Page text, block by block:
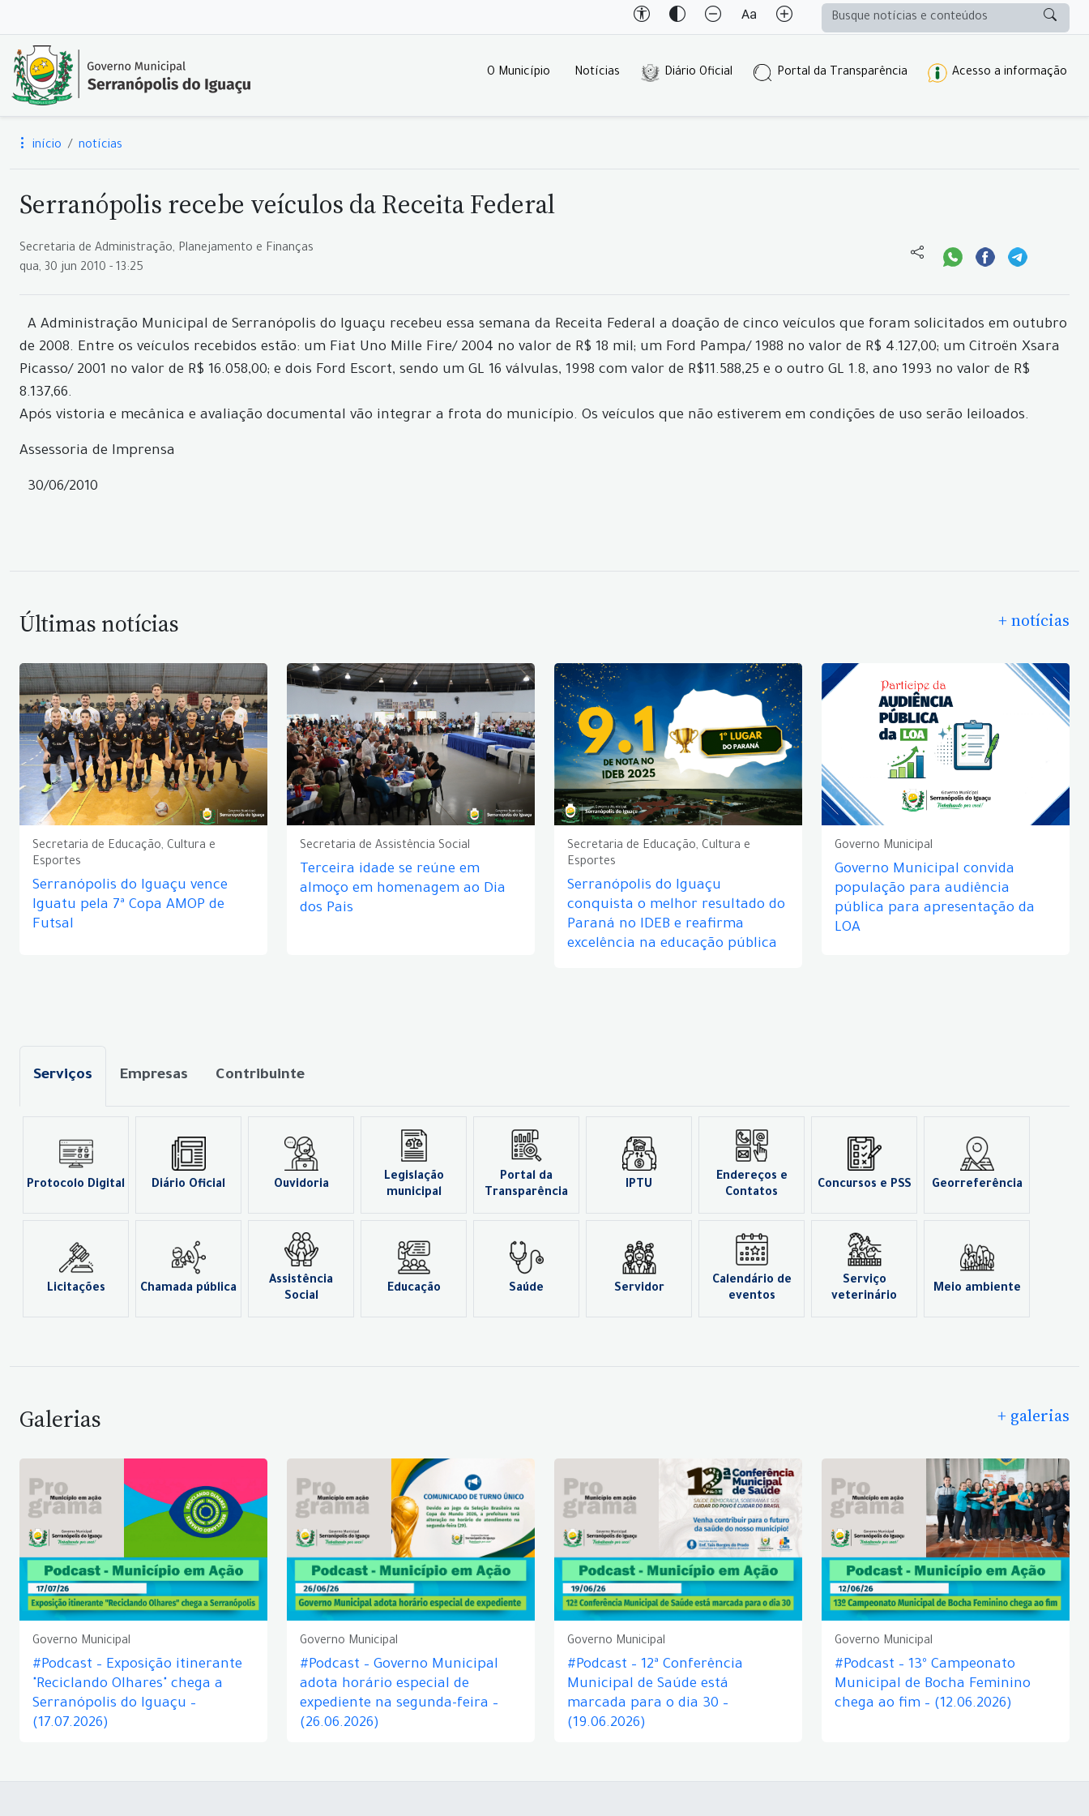
O Município Notícias Diário Oficial Portal da Transparência Acesso a informação
início notícias
Serranópolis recebe veículos da Receita Federal
Secretaria de Administração, Planejamento e Finanças
qua, 30 jun 2010 - 13:25
A Administração Municipal de Serranópolis do Iguaçu recebeu essa semana da Receita Federal a doação de cinco veículos que foram solicitados em outubro
de 2008. Entre os veículos recebidos estão: um Fiat Uno Mille Fire/ 2004 no valor de R$ 18 mil; um Ford Pampa/ 1988 no valor de R$ 4.127,00; um Citroën Xsara
Picasso/ 2001 no valor de R$ 16.058,00; e dois Ford Escort, sendo um GL 16 válvulas, 1998 com valor de R$11.588,25 e o outro GL 1.8, ano 1993 no valor de R$
8.137,66.
Após vistoria e mecânica e avaliação documental vão integrar a frota do município. Os veículos que não estiverem em condições de uso serão leiloados.
Assessoria de Imprensa
30/06/2010
Últimas notícias + notícias
Secretaria de Educação, Cultura e
Esportes
Serranópolis do Iguaçu vence
Iguatu pela 7ª Copa AMOP de
Futsal
Secretaria de Assistência Social
Terceira idade se reúne em
almoço em homenagem ao Dia
dos Pais
Secretaria de Educação, Cultura e
Esportes
Serranópolis do Iguaçu
conquista o melhor resultado do
Paraná no IDEB e reafirma
excelência na educação pública
Governo Municipal
Governo Municipal convida
população para audiência
pública para apresentação da
LOA
Serviços Empresas Contribuinte
Protocolo Digital Diário Oficial Ouvidoria
Legislação
municipal
Portal da
Transparência
IPTU
Endereços e
Contatos
Concursos e PSS Georreferência
Licitações Chamada pública
Assistência
Social
Educação Saúde Servidor
Calendário de
eventos
Serviço
veterinário
Meio ambiente
Galerias + galerias
Governo Municipal
#Podcast – Exposição itinerante
"Reciclando Olhares" chega a
Serranópolis do Iguaçu –
(17.07.2026)
Governo Municipal
#Podcast – Governo Municipal
adota horário especial de
expediente na segunda-feira –
(26.06.2026)
Governo Municipal
#Podcast – 12ª Conferência
Municipal de Saúde está
marcada para o dia 30 –
(19.06.2026)
Governo Municipal
#Podcast – 13º Campeonato
Municipal de Bocha Feminino
chega ao fim – (12.06.2026)